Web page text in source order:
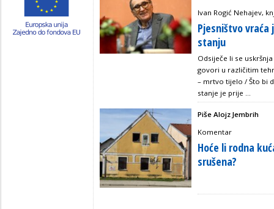
Ivan Rogić Nehajev,
Pjesništvo vraća
stanju
Odsiječe li se
govori u različitim
– mrtvo tijelo / Što bi
stanje je prije ...
Piše Alojz Jembrih
Komentar
Hoće li rodna
srušena?